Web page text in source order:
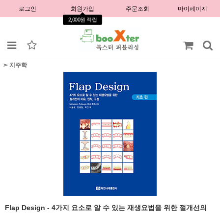
로그인 회원가입
2,000원 적립
주문조회 마이페이지
➣ 치주학
Flap Design - 4가지 요소로 알 수 있는 재생요법을 위한 절개선의